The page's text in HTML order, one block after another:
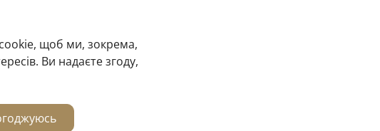
щоб ми, зокрема,
Ви надаєте згоду,